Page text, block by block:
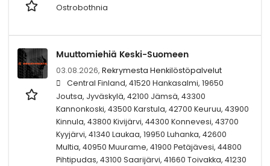
Ostrobothnia
Muuttomiehiä Keski-Suomeen
03.08.2026, Rekrymesta Henkilöstöpalvelut
Central Finland, 41520 Hankasalmi, 19650
Joutsa, Jyväskylä, 42100 Jämsä, 43300
Kannonkoski, 43500 Karstula, 42700 Keuruu, 43900
Kinnula, 43800 Kivijärvi, 44300 Konnevesi, 43700
Kyyjärvi, 41340 Laukaa, 19950 Luhanka, 42600
Multia, 40950 Muurame, 41900 Petäjävesi, 44800
Pihtipudas, 43100 Saarijärvi, 41660 Toivakka, 41230